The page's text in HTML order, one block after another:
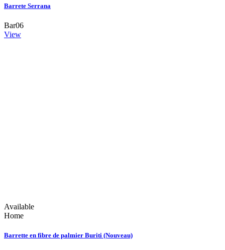
Barrete Serrana
Bar06
View
Available
Home
Barrette en fibre de palmier Buriti (Nouveau)